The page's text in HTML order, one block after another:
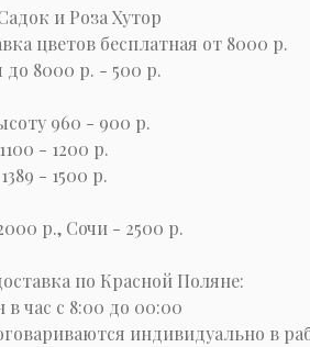
и Роза Хутор
цветов бесплатная от 8000 р.
8000 р. - 500 р.
960 - 900 р.
1100 - 1200 р.
1389 - 1500 р.
р., Сочи - 2500 р.
по Красной Поляне:
в час с 8:00 до 00:00
индивидуально в